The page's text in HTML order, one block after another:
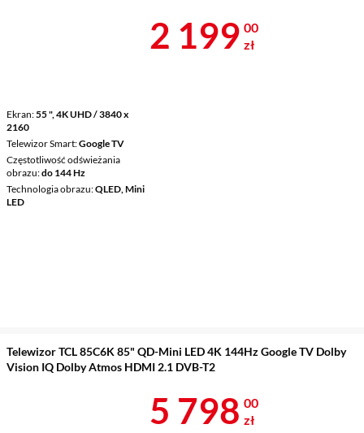
Ekran 55 ", 4K UHD / 3840 x
2160
Telewizor Smart Google TV
Częstotliwość odświeżania
obrazu do 144 Hz
Technologia obrazu QLED, Mini
LED
Cena 2 199 zł
2 199 00
zł
Telewizor TCL 85C6K 85" QD-Mini LED 4K 144Hz Google TV Dolby
Vision IQ Dolby Atmos HDMI 2.1 DVB-T2
Cena 5 798 zł
5 798 00
zł